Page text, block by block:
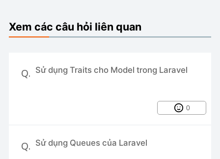
Hướng dẫn cài đặt v2board trên
gắt kết nối SSH vào
dùng trong Linux
Xem các câu hỏi liên quan
Q. Sử dụng Traits cho Model trong Laravel
0
Q. Sử dụng Queues của Laravel